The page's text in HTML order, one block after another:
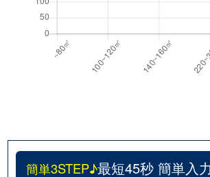
簡単3STEP♪最短45秒 簡単入